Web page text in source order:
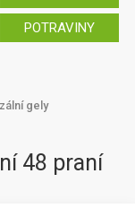
POTRAVINY
gely
48 praní